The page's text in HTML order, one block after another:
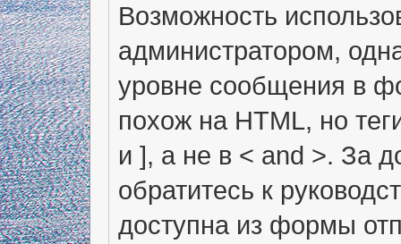
Возможность
администратором,
уровне сообщения в
похож на HTML, но
и ], а не в < and >. За
обратитесь к
доступна из формы